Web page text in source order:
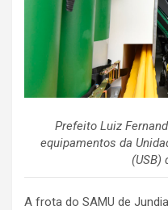
Prefeito Luiz
equipamentos da
(USB)
A frota do SAMU de